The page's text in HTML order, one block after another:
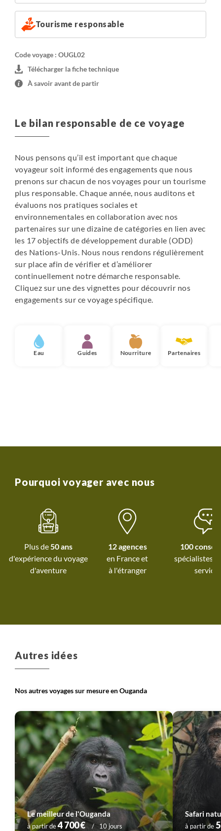
bien aménagés sur des plateformes surélevées avec salle
de bains privative, moustiquaires et terrasses privées.
Les hébergements supplémentaires comprennent des
tentes dotées de lits confortables et une salle de bains
commune. Vous pourrez commencer la journée par un
délicieux petit-déjeuner sur place. Les installations et
services comprennent un restaurant, un bar et un feu de
camp.
sur une colline en bordure du parc national du lac
Mburo. Le camp propose des tentes confortablement
une vue sur le parc national du lac Mburo. Pendant votre
séjour, vous pourrez déguster des potjiekos africains
cuits au feu de bois et vous détendre en prenant un verre
au bar.
Tourisme responsable
Code voyage : OUGL02
Télécharger la fiche technique
À savoir avant de partir
Le bilan responsable de ce voyage
Nous pensons qu’il est important que chaque
voyageur soit informé des engagements que nous
prenons sur chacun de nos voyages pour un tourisme
plus responsable. Chaque année, nous auditons et
évaluons nos pratiques sociales et
environnementales en collaboration avec nos
partenaires sur une dizaine de catégories en lien avec
les 17 objectifs de développement durable (ODD)
des Nations-Unis. Nous nous rendons régulièrement
sur place afin de vérifier et d’améliorer
continuellement notre démarche responsable.
Cliquez sur une des vignettes pour découvrir nos
engagements sur ce voyage spécifique.
Eau Guides Nourriture Partenaires
Pourquoi voyager avec nous
Plus de50 ans
d'expérience du voyage
d'aventure
12 agences
à l'étranger
100
spécialistes
service
Autres idées
Nos autres voyages sur mesure en Ouganda
Le meilleur de l'Ouganda
à partir de4 700 € 10 jours
Safari
à partir de